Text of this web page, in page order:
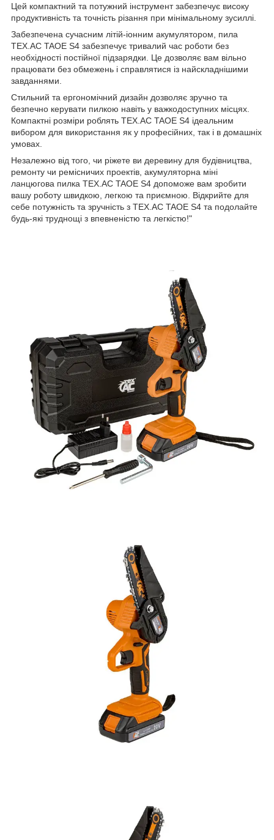
Цей компактний та потужний інструмент забезпечує високу
продуктивність та точність різання при мінімальному зусиллі.
Забезпечена сучасним літій-іонним акумулятором, пила
TEX.AC TAOE S4 забезпечує тривалий час роботи без
необхідності постійної підзарядки. Це дозволяє вам вільно
працювати без обмежень і справлятися із найскладнішими
завданнями.
Стильний та ергономічний дизайн дозволяє зручно та
безпечно керувати пилкою навіть у важкодоступних місцях.
Компактні розміри роблять TEX.AC TAOE S4 ідеальним
вибором для використання як у професійних, так і в домашніх
умовах.
Незалежно від того, чи ріжете ви деревину для будівництва,
ремонту чи ремісничих проектів, акумуляторна міні
ланцюгова пилка TEX.AC TAOE S4 допоможе вам зробити
вашу роботу швидкою, легкою та приємною. Відкрийте для
себе потужність та зручність з TEX.AC TAOE S4 та подолайте
будь-які труднощі з впевненістю та легкістю!"